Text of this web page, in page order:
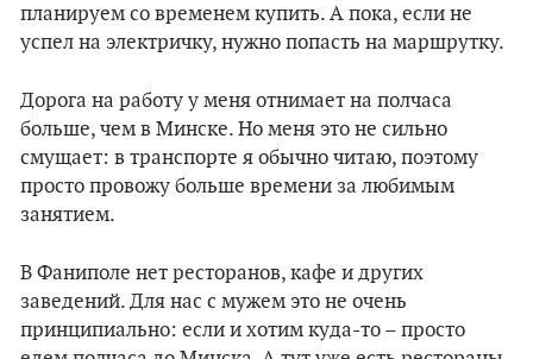
планируем со временем купить. А пока, если не
успел на электричку, нужно попасть на маршрутку.
Дорога на работу у меня отнимает на полчаса
больше, чем в Минске. Но меня это не сильно
смущает: в транспорте я обычно читаю, поэтому
просто провожу больше времени за любимым
занятием.
В Фаниполе нет ресторанов, кафе и других
заведений. Для нас с мужем это не очень
принципиально: если и хотим куда-то – просто